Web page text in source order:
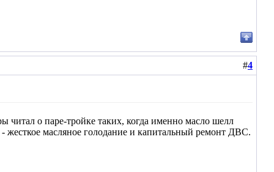
#4
читал о паре-тройке таких, когда именно масло шелл
жесткое масляное голодание и капитальный ремонт ДВС.